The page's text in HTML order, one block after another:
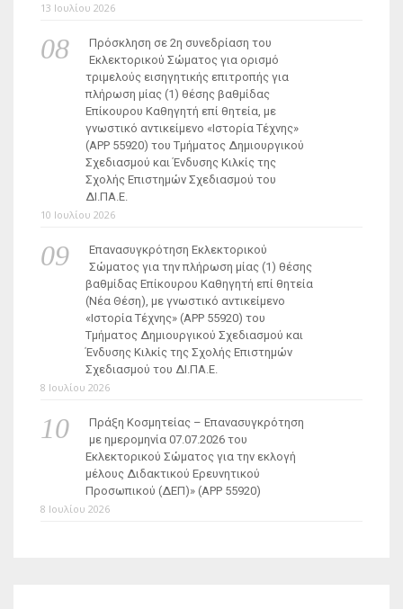
13 Ιουλίου 2026
Πρόσκληση σε 2η συνεδρίαση του
Εκλεκτορικού Σώματος για ορισμό
τριμελούς εισηγητικής επιτροπής για
πλήρωση μίας (1) θέσης βαθμίδας
Επίκουρου Καθηγητή επί θητεία, με
γνωστικό αντικείμενο «Ιστορία Τέχνης»
(ΑΡΡ 55920) του Τμήματος Δημιουργικού
Σχεδιασμού και Ένδυσης Κιλκίς της
Σχολής Επιστημών Σχεδιασμού του
ΔΙ.ΠΑ.Ε.
10 Ιουλίου 2026
Επανασυγκρότηση Εκλεκτορικού
Σώματος για την πλήρωση μίας (1) θέσης
βαθμίδας Επίκουρου Καθηγητή επί θητεία
(Νέα Θέση), με γνωστικό αντικείμενο
«Ιστορία Τέχνης» (ΑΡΡ 55920) του
Τμήματος Δημιουργικού Σχεδιασμού και
Ένδυσης Κιλκίς της Σχολής Επιστημών
Σχεδιασμού του ΔΙ.ΠΑ.Ε.
8 Ιουλίου 2026
Πράξη Κοσμητείας – Επανασυγκρότηση
με ημερομηνία 07.07.2026 του
Εκλεκτορικού Σώματος για την εκλογή
μέλους Διδακτικού Ερευνητικού
Προσωπικού (ΔΕΠ)» (APP 55920)
8 Ιουλίου 2026